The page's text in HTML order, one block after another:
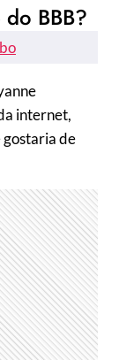
BBB?
internet,
gostaria de